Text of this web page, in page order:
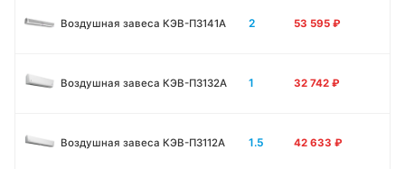
Воздушная завеса КЭВ-П3141A 2 53 595 ₽
Воздушная завеса КЭВ-П3132A 1 32 742 ₽
Воздушная завеса КЭВ-П3112A 1.5 42 633 ₽